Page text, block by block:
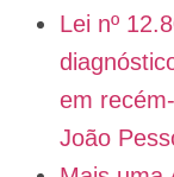
Lei nº
em
João